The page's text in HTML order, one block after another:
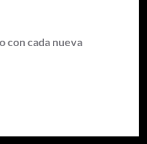
con cada nueva